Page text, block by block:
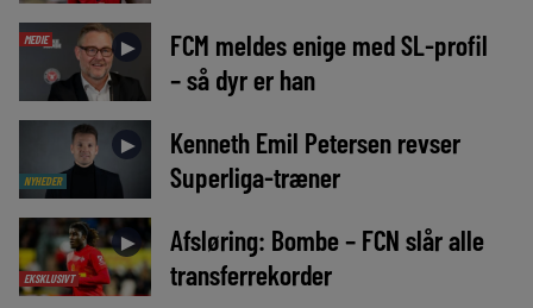
MEDIE ►
FCM meldes enige med SL-profil
– så dyr er han
NYHEDER
►
Kenneth Emil Petersen revser
Superliga-træner
EKSKLUSIVT
►
Afsløring: Bombe – FCN slår alle
transferrekorder